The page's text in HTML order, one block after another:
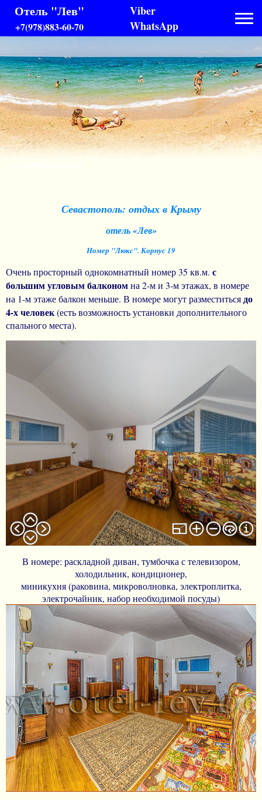
Севастополь: отдых в Крыму
отель «Лев»
Номер "Люкс". Корпус 19
Очень просторный однокомнатный номер 35 кв.м. с
большим угловым балкономна 2-м и 3-м этажах, в номере
на 1-м этаже балкон меньше. В номере могут разместиться до
4-х человек(есть возможность установки дополнительного
спального места).
В номере: раскладной диван, тумбочка с телевизором,
холодильник, кондиционер,
миникухня (раковина, микроволновка, электроплитка,
электрочайник, набор необходимой посуды)
Отель "Лев"
+7(978)883-60-70
Viber
WhatsApp